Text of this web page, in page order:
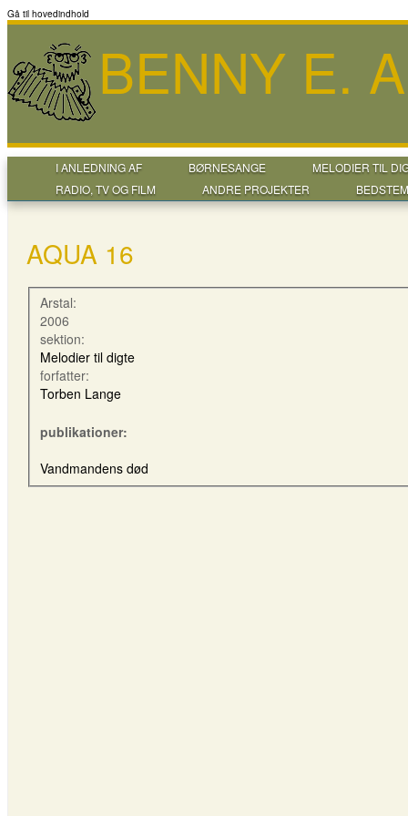
Gå til hovedindhold
BENNY E.
I ANLEDNING AF BØRNESANGE
MELODIER TIL
RADIO, TV OG FILM
ANDRE PROJEKTER
AQUA 16
Arstal:
2006
sektion:
Melodier til digte
forfatter:
Torben Lange
publikationer:
Vandmandens død